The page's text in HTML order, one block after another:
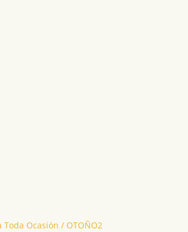
Toda Ocasión / OTOÑO2